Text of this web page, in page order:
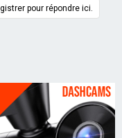
pour répondre ici.